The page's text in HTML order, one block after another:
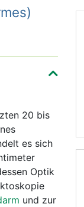
20 bis
es sich
Optik
und zur